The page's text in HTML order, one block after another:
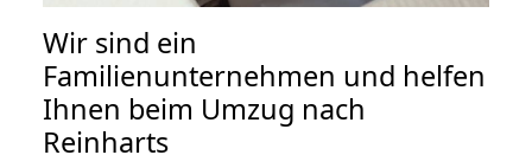
Wir sind ein
Familienunternehmen und helfen
Ihnen beim Umzug nach
Reinharts